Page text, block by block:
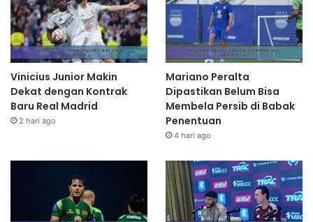
Vinicius Junior Makin
Dekat dengan Kontrak
Baru Real Madrid
2 hari ago
Mariano Peralta
Dipastikan Belum Bisa
Membela Persib di Babak
Penentuan
4 hari ago